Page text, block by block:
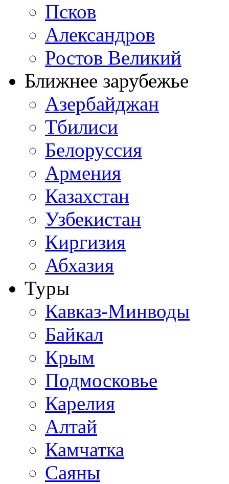
Псков
Александров
Ростов Великий
Ближнее зарубежье
Азербайджан
Тбилиси
Белоруссия
Армения
Казахстан
Узбекистан
Киргизия
Абхазия
Туры
Кавказ-Минводы
Байкал
Крым
Подмосковье
Карелия
Алтай
Камчатка
Саяны